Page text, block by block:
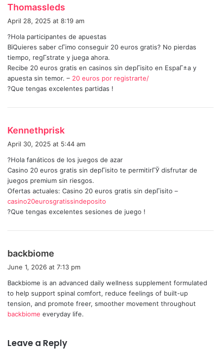
Thomassleds
s
:
April 28, 2025 at 8:19 am
?Hola participantes de apuestas
ВїQuieres saber cГіmo conseguir 20 euros gratis? No pierdas
tiempo, regГ­strate y juega ahora.
Recibe 20 euros gratis en casinos sin depГіsito en EspaГ±a y
apuesta sin temor. – 20 euros por registrarte/
?Que tengas excelentes partidas !
Kennethprisk
s
:
April 30, 2025 at 5:44 am
?Hola fanáticos de los juegos de azar
Casino 20 euros gratis sin depГіsito te permitirГЎ disfrutar de
juegos premium sin riesgos.
Ofertas actuales: Casino 20 euros gratis sin depГіsito –
casino20eurosgratissindeposito
?Que tengas excelentes sesiones de juego !
backbiome
s
:
June 1, 2026 at 7:13 pm
Backbiome is an advanced daily wellness supplement formulated
to help support spinal comfort, reduce feelings of built-up
tension, and promote freer, smoother movement throughout
backbiome everyday life.
Leave a Reply